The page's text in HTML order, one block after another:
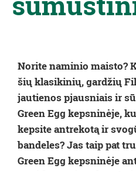
Norite naminio maisto?
šių klasikinių, gardžių
jautienos pjausniais ir
Green Egg kepsninėje,
kepsite antrekotą ir
bandeles? Jas taip pat
Green Egg kepsninėje